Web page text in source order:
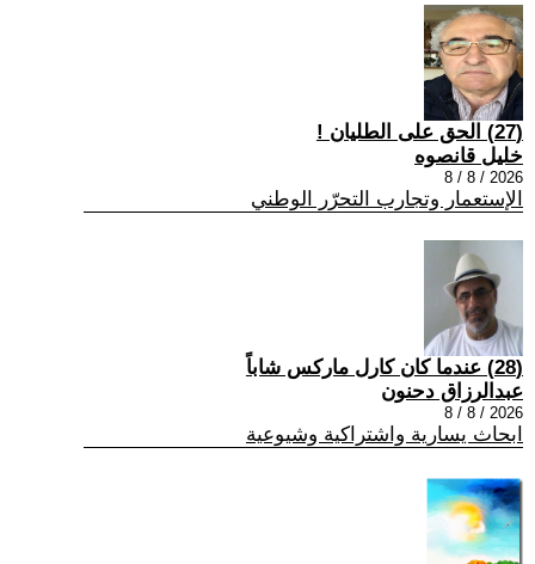
(27) الحق على الطليان !
خليل قانصوه
2026 / 8 / 8
الإستعمار وتجارب التحرّر الوطني
(28) عندما كان كارل ماركس شاباً
عبدالرزاق دحنون
2026 / 8 / 8
ابحاث يسارية واشتراكية وشيوعية